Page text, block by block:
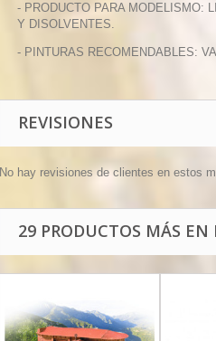
- PRODUCTO PARA MODELISMO:
Y DISOLVENTES.
- PINTURAS RECOMENDABLES:
REVISIONES
No hay revisiones de clientes en estos
29 PRODUCTOS MÁS